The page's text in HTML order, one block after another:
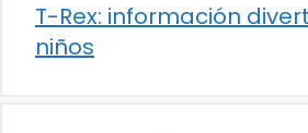
T-Rex: información
niños